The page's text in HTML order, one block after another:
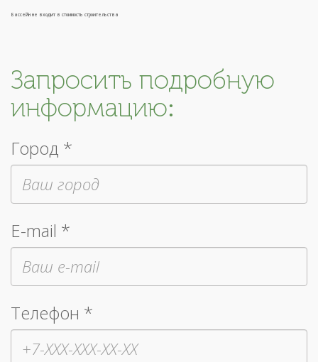
Бассейн не входит в стоимость строительства
Запросить подробную
информацию:
Город *
E-mail *
Телефон *